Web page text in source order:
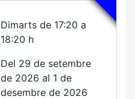
Dimarts de 17:20 a
18:20 h
Del 29 de setembre
de 2026 al 1 de
desembre de 2026